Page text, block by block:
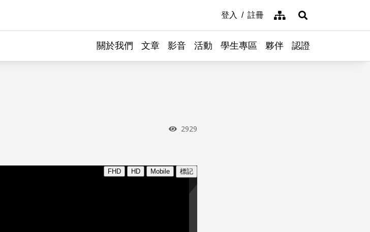
登入 註冊 網站導覽展開搜尋
關於我們 文章 影音 活動 學生專區 夥伴 認證
瀏覽次數
2929